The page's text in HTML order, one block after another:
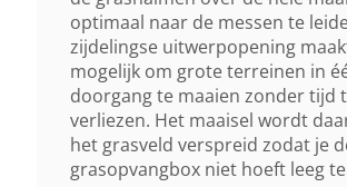
optimaal naar de messen te
zijdelingse uitwerpopening
mogelijk om grote terreinen in
doorgang te maaien zonder tijd
verliezen. Het maaisel wordt
het grasveld verspreid zodat je
grasopvangbox niet hoeft leeg
7 Standen, 35-90 Mm
Mulchkit
Als Optie Leverbaar
Zitting